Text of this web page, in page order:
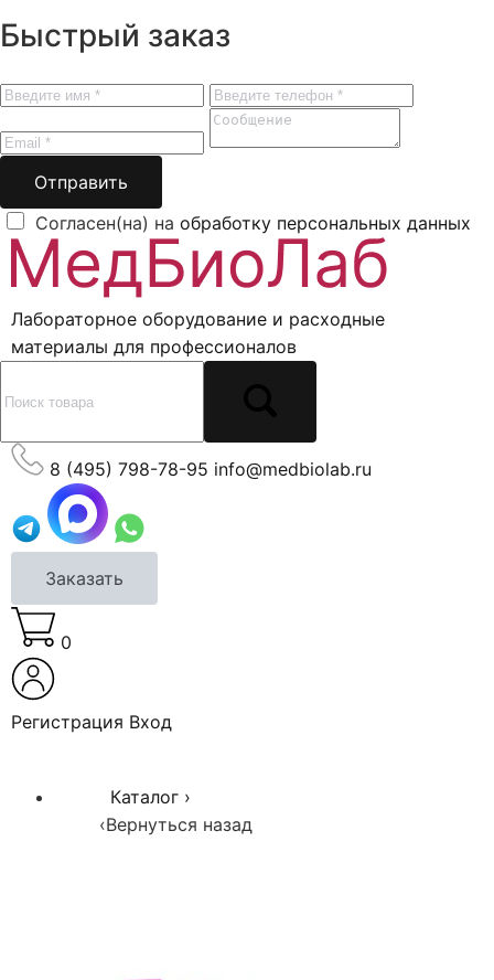
Быстрый заказ
Отправить
Согласен(на) на обработку персональных данных
Лабораторное оборудование и расходные
материалы для профессионалов
8 (495) 798-78-95 info@medbiolab.ru
Заказать
0
Регистрация Вход
Каталог ›
‹Вернуться назад